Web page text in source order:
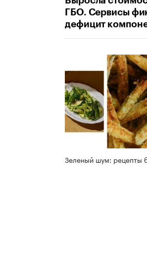
ГБО. Сервисы
дефицит
Зеленый шум: рецепты